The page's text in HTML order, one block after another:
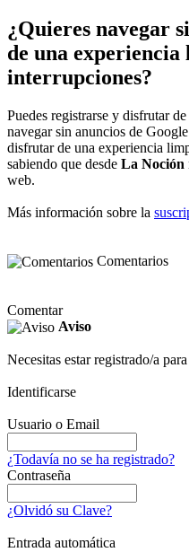
¿Quieres navegar
de una
interrupciones?
Puedes registrarse y disfrutar de
navegar sin anuncios de
disfrutar de una experiencia
sabiendo que desde La Noción
web.
Más información sobre la
Comentarios
Comentar
Aviso
Necesitas estar registrado/a
Identificarse
Usuario o Email
¿Todavía no se ha registrado?
Contraseña
¿Olvidó su Clave?
Entrada automática